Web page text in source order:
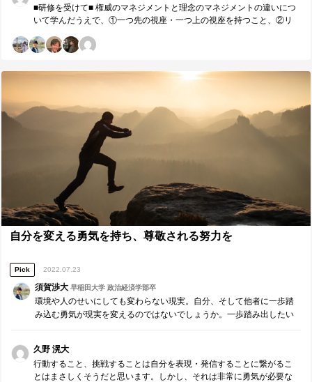
て、理想やゴールは明確に描くことができたが、実際にそれをどのス
ピード感で行っていくのかについては詳細を詰める必要がある。 ３．
自身、時間の流れ、これら全てを俯瞰しながら質の高い話し合いを行
うために、次回以降のmtgの際にはこれらすべてを意識すること、毎回
ついては、不確実な部分もあるが、来月の取り組みにも書いたような
ションごとの定量と定性のイメージを浮かべることと、バッファを持
たせておくことが重要になるので、そこを特に意識したい。 ■【周囲へ
の感謝】リーダーやコーチに具体的に感謝したいこと 森口さん、本日
も貴重な機会をいただきありがとうございました。自分自身の価値を
提供するための取り組みを多く行えたと同時に、本日の最後にしてく
ださったサインの話を含め多くの学びがあり、有意義な時間を過ごす
ことができました。リーダーとして次は上記に記載したようなことに
取り組もうと、行動を明確にすることができました。 誰から、どのよ
うな価値を頂きましたか。（感謝の気持ちも一緒に） ※最も潜在ニー
ズにアプローチし、必要であれば耳の痛いこともアドバイスしてくれ
たメンバーには名前の前に◎をつけてください。（1人のみ） 鈴木さん
から、メンバーへの期待や要求を伝える際に、目的・もくひょうとモ
学んだ。 髙橋さんから、議事録のイメージや、リーダーの志向と組織
体制のバランスについて、自身の考えを踏まえながら今後に活かせる
コーチングをいただいた。 ◎西本さんから、イベントのNPSの改善に
ついて、アプリ―チするべき箇所の明確化とその実行期限の重要性、
今後のアクションについて、今すぐ取り組むべきことを学んだ。
■研修を受けて■ 権威のマネジメントと理念のマネジメントの違いにつ
いて学んだうえで、①一つ先の視座・一つ上の視座を持つこと、②リ
じた。今までの自分の行動や、在籍した組織は権威のマネジメントで
い。 ■今後に向けて■ 自身の理想や実現したい世界を描き、伝えた上
で、この組織やプロジェクトに魅力を感じてもらい、それを実現する
ような行動をとりたい。また、自分の役割の1つ上の視座を持つ意識や
先を見据える姿勢、自分が思考を続けるスタンスは今まで以上に強く
したい。 ■研修講師（森口敦）へのメッセージ ■ 森口さん、本日も貴
重な機会をいただきありがとうございました。自分は人に相談される
場面や、誰とでも関係を構築できる場面が多いと思っていた中で。果
たしてそれらの行動が自分たちの組織のあるべきリーダーの姿なのか
を見つめなおすことができました。今日の気付きや、上記の今後に向
けた行動を実現していく中で、本当のチームワークを生み出せるリー
ダーになっていきたいと思います。
自分を変える勇気を持ち、尊敬される努力を
Pick 2022.07.23
須賀渉大早稲田大学 政治経済学部卒
環境や人のせいにしても変わらない現実。自分、そして他者に一歩踏
み込む勇気が現実を変えるのではないでしょうか。一歩踏み出したい
久野 滉大
行動すること、挑戦することは自分を表現・発信することに繋がるこ
とはまさしくそうだと思います。しかし、それは非常に勇気が必要な